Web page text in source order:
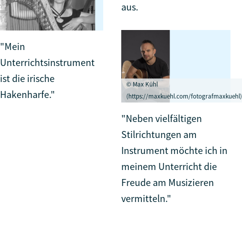
"Mein
Unterrichtsinstrument
ist die irische
Hakenharfe."
aus.
© Max Kühl
(https://maxkuehl.com/fotografmaxkuehl)
"Neben vielfältigen
Stilrichtungen am
Instrument möchte ich in
meinem Unterricht die
Freude am Musizieren
vermitteln."